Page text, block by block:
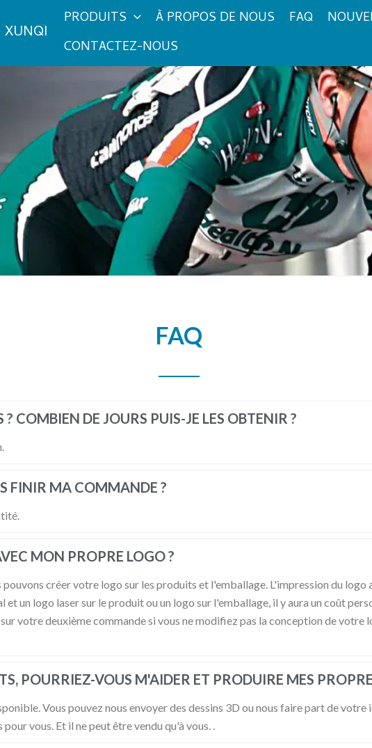
XUNQI
PRODUITS À PROPOS DE NOUS FAQ
CONTACTEZ-NOUS
FAQ
COMBIEN DE JOURS PUIS-JE LES OBTENIR ?
FINIR MA COMMANDE ?
MON PROPRE LOGO ?
créer votre logo sur les produits et l'emballage. L'impression du logo
un logo laser sur le produit ou un logo sur l'emballage, il y aura un coût
votre deuxième commande si vous ne modifiez pas la conception de
POURRIEZ-VOUS M'AIDER ET PRODUIRE MES
Vous pouvez nous envoyer des dessins 3D ou nous faire part de votre
vous. Et il ne peut être vendu qu'à vous. .